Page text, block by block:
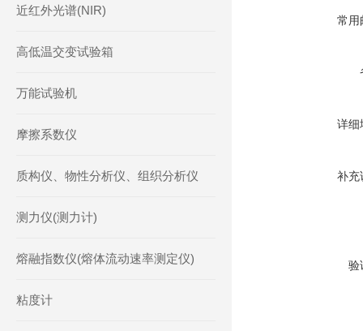
近红外光谱(NIR)
高低温交变试验箱
万能试验机
摩擦系数仪
质构仪、物性分析仪、组织分析仪
测力仪(测力计)
熔融指数仪(熔体流动速率测定仪)
粘度计
常用
详细
补充
验